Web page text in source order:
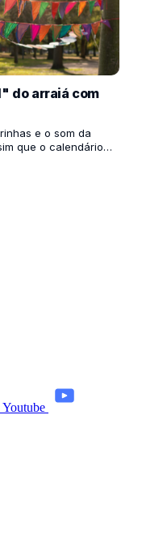
do arraiá com
e o som da
que o calendário
dessa
Youtube